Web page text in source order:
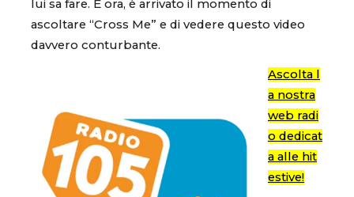
lui sa fare. E ora, è arrivato il momento di
ascoltare “Cross Me” e di vedere questo video
davvero conturbante.
Ascolta l
a nostra
web radi
o dedicat
a alle hit
estive!